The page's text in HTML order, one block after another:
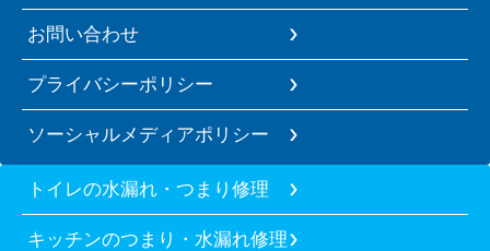
お問い合わせ
プライバシーポリシー
ソーシャルメディアポリシー
トイレの水漏れ・つまり修理
キッチンのつまり・水漏れ修理